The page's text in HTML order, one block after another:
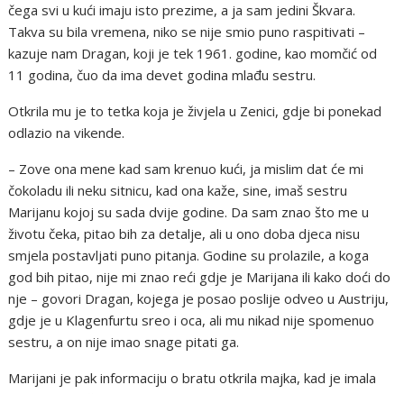
čega svi u kući imaju isto prezime, a ja sam jedini Škvara.
Takva su bila vremena, niko se nije smio puno raspitivati –
kazuje nam Dragan, koji je tek 1961. godine, kao momčić od
11 godina, čuo da ima devet godina mlađu sestru.
Otkrila mu je to tetka koja je živjela u Zenici, gdje bi ponekad
odlazio na vikende.
– Zove ona mene kad sam krenuo kući, ja mislim dat će mi
čokoladu ili neku sitnicu, kad ona kaže, sine, imaš sestru
Marijanu kojoj su sada dvije godine. Da sam znao što me u
životu čeka, pitao bih za detalje, ali u ono doba djeca nisu
smjela postavljati puno pitanja. Godine su prolazile, a koga
god bih pitao, nije mi znao reći gdje je Marijana ili kako doći do
nje – govori Dragan, kojega je posao poslije odveo u Austriju,
gdje je u Klagenfurtu sreo i oca, ali mu nikad nije spomenuo
sestru, a on nije imao snage pitati ga.
Marijani je pak informaciju o bratu otkrila majka, kad je imala